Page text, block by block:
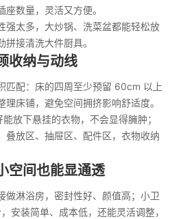
数量，灵活又方便。
强太多，大炒锅、洗菜盆都能轻松放
接清洗大件厨具。
收纳与动线
匹配：床的四周至少预留 60cm 以上
床铺，避免空间拥挤影响舒适度。
放下悬挂的衣物，不会显得臃肿；
叠放区、抽屉区、配件区，衣物收纳
空间也能显通透
做淋浴房，密封性好、颜值高；小卫
安装简单、成本低，还能灵活调整，